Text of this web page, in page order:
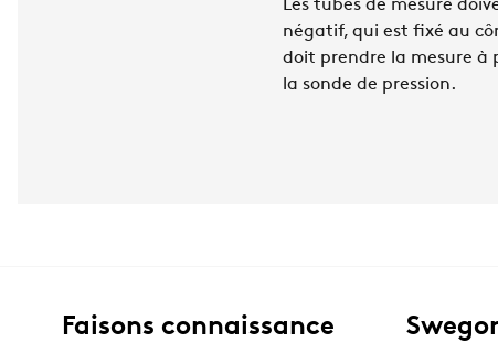
Les tubes de mesure
négatif, qui est fixé au
doit prendre la mesure à
la sonde de pression.
Faisons connaissance